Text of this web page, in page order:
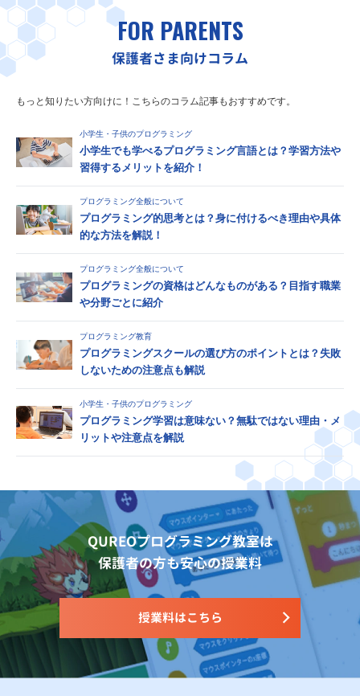
FOR PARENTS
保護者さま向けコラム
もっと知りたい方向けに！こちらのコラム記事もおすすめです。
小学生・子供のプログラミング
小学生でも学べるプログラミング言語とは？学習方法や
習得するメリットを紹介！
プログラミング全般について
プログラミング的思考とは？身に付けるべき理由や具体
的な方法を解説！
プログラミング全般について
プログラミングの資格はどんなものがある？目指す職業
や分野ごとに紹介
プログラミング教育
プログラミングスクールの選び方のポイントとは？失敗
しないための注意点も解説
小学生・子供のプログラミング
プログラミング学習は意味ない？無駄ではない理由・メ
リットや注意点を解説
QUREOプログラミング教室は
保護者の方も安心の授業料
授業料はこちら